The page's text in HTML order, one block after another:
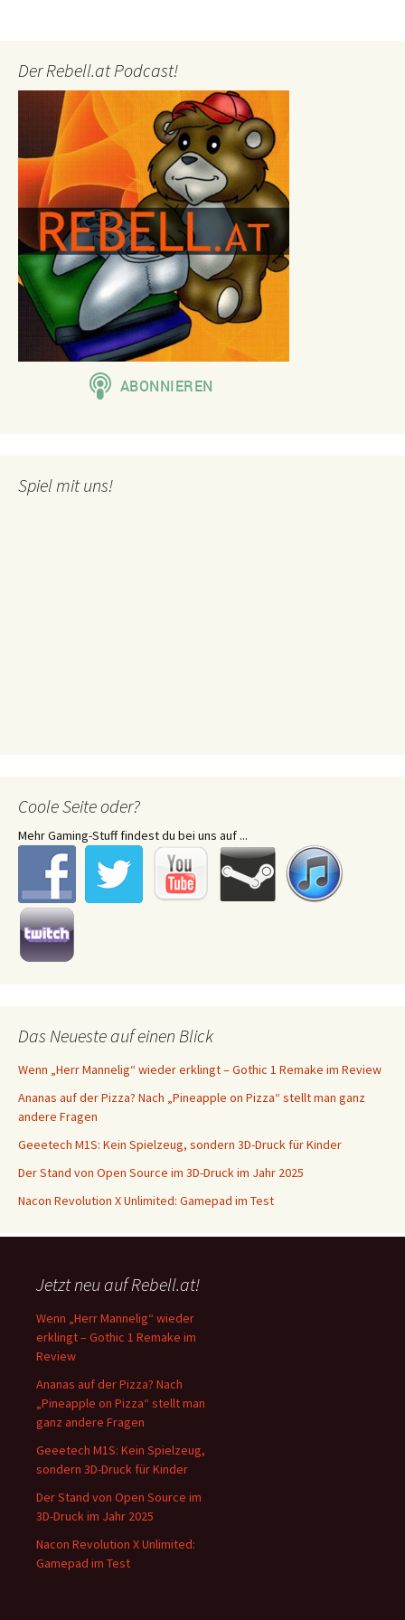
Der Rebell.at Podcast!
Spiel mit uns!
Coole Seite oder?
Mehr Gaming-Stuff findest du bei uns auf ...
Das Neueste auf einen Blick
Wenn „Herr Mannelig“ wieder erklingt – Gothic 1 Remake im Review
Ananas auf der Pizza? Nach „Pineapple on Pizza“ stellt man ganz
andere Fragen
Geeetech M1S: Kein Spielzeug, sondern 3D-Druck für Kinder
Der Stand von Open Source im 3D-Druck im Jahr 2025
Nacon Revolution X Unlimited: Gamepad im Test
Jetzt neu auf Rebell.at!
Wenn „Herr Mannelig“ wieder
erklingt – Gothic 1 Remake im
Review
Ananas auf der Pizza? Nach
„Pineapple on Pizza“ stellt man
ganz andere Fragen
Geeetech M1S: Kein Spielzeug,
sondern 3D-Druck für Kinder
Der Stand von Open Source im
3D-Druck im Jahr 2025
Nacon Revolution X Unlimited:
Gamepad im Test